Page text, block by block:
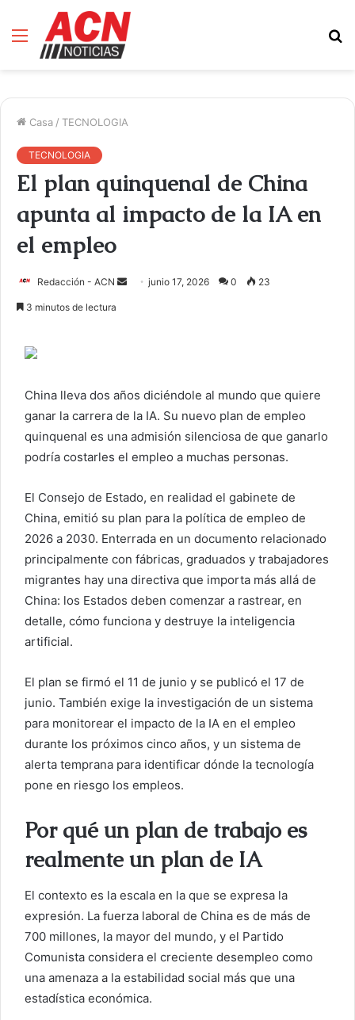
Menú
Casa / TECNOLOGIA
TECNOLOGIA
El plan quinquenal de China
apunta al impacto de la IA en
el empleo
Redacción - ACN
u
n
c
o
l
e
c
t
n
i
c
o
junio 17, 2026 0 23
3 minutos de lectura
China lleva dos años diciéndole al mundo que quiere
ganar la carrera de la IA. Su nuevo plan de empleo
quinquenal es una admisión silenciosa de que ganarlo
podría costarles el empleo a muchas personas.
El Consejo de Estado, en realidad el gabinete de
China, emitió su plan para la política de empleo de
2026 a 2030. Enterrada en un documento relacionado
principalmente con fábricas, graduados y trabajadores
migrantes hay una directiva que importa más allá de
China: los Estados deben comenzar a rastrear, en
detalle, cómo funciona y destruye la inteligencia
artificial.
El plan se firmó el 11 de junio y se publicó el 17 de
junio. También exige la investigación de un sistema
para monitorear el impacto de la IA en el empleo
durante los próximos cinco años, y un sistema de
alerta temprana para identificar dónde la tecnología
pone en riesgo los empleos.
Por qué un plan de trabajo es
realmente un plan de IA
El contexto es la escala en la que se expresa la
expresión. La fuerza laboral de China es de más de
700 millones, la mayor del mundo, y el Partido
Comunista considera el creciente desempleo como
una amenaza a la estabilidad social más que una
estadística económica.